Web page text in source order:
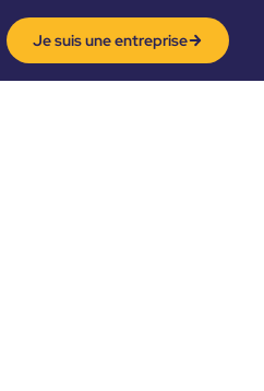
Je suis une entreprise